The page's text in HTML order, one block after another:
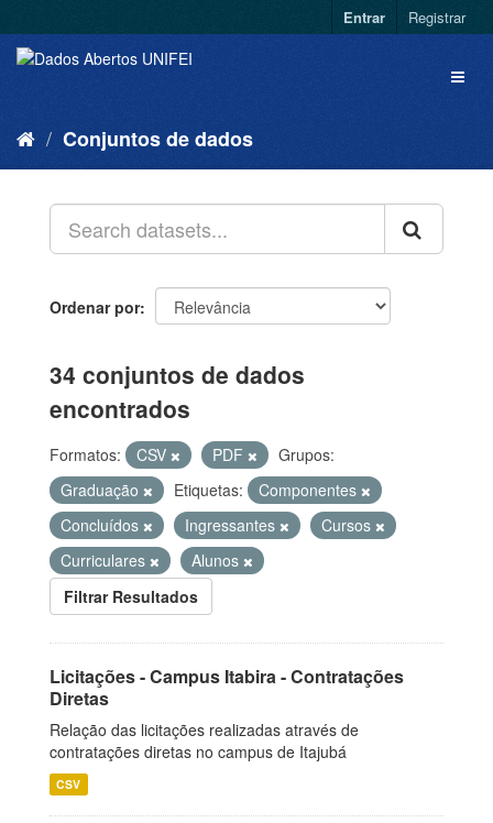
Entrar Registrar
Conjuntos de dados
Ordenar por
34 conjuntos de dados
encontrados
Formatos: CSV PDF
Grupos:
Graduação
Etiquetas:
Componentes
Concluídos
Ingressantes
Cursos
Curriculares
Alunos
Filtrar Resultados
Licitações - Campus Itabira - Contratações
Diretas
Relação das licitações realizadas através de
contratações diretas no campus de Itajubá
CSV